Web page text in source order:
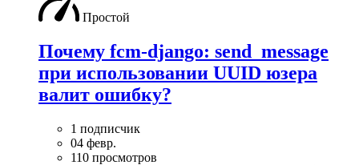
Простой
Почему fcm-django: send_message
при использовании UUID юзера
валит ошибку?
1 подписчик
04 февр.
110 просмотров